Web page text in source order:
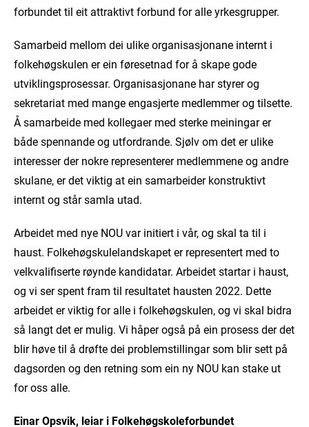
forbundet til eit attraktivt forbund for alle yrkesgrupper.
Samarbeid mellom dei ulike organisasjonane internt i
folkehøgskulen er ein føresetnad for å skape gode
utviklingsprosessar. Organisasjonane har styrer og
sekretariat med mange engasjerte medlemmer og tilsette.
Å samarbeide med kollegaer med sterke meiningar er
både spennande og utfordrande. Sjølv om det er ulike
interesser der nokre representerer medlemmene og andre
skulane, er det viktig at ein samarbeider konstruktivt
internt og står samla utad.
Arbeidet med nye NOU var initiert i vår, og skal ta til i
haust. Folkehøgskulelandskapet er representert med to
velkvalifiserte røynde kandidatar. Arbeidet startar i haust,
og vi ser spent fram til resultatet hausten 2022. Dette
arbeidet er viktig for alle i folkehøgskulen, og vi skal bidra
så langt det er mulig. Vi håper også på ein prosess der det
blir høve til å drøfte dei problemstillingar som blir sett på
dagsorden og den retning som ein ny NOU kan stake ut
for oss alle.
Einar Opsvik, leiar i Folkehøgskoleforbundet